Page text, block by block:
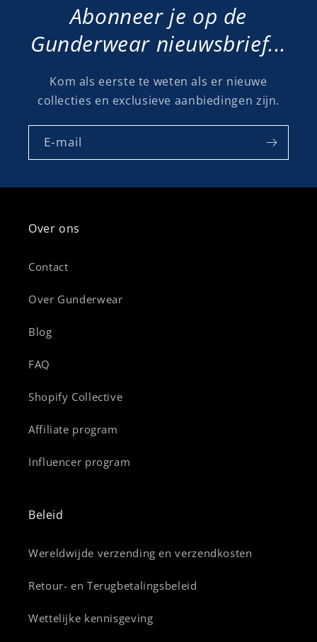
Abonneer je op de
Gunderwear nieuwsbrief...
Kom als eerste te weten als er nieuwe
collecties en exclusieve aanbiedingen zijn.
E‑mail
Over ons
Contact
Over Gunderwear
Blog
FAQ
Shopify Collective
Affiliate program
Influencer program
Beleid
Wereldwijde verzending en verzendkosten
Retour- en Terugbetalingsbeleid
Wettelijke kennisgeving